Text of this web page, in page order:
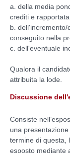
a. della media
crediti e
b. dell'incremento/
conseguito nella
c. dell'eventuale
Qualora il
attribuita la lode.
Discussione
Consiste
una
termine di questa,
esposto mediante